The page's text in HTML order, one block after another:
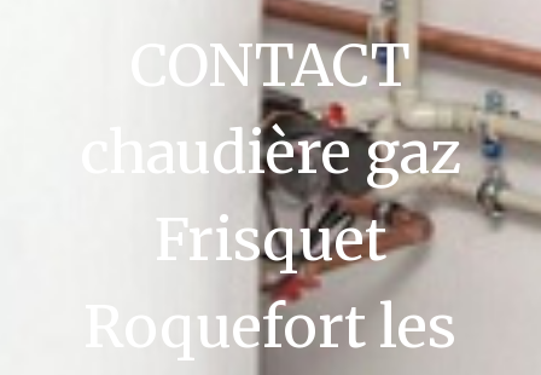
CONTACT
chaudière gaz
Frisquet
Roquefort les